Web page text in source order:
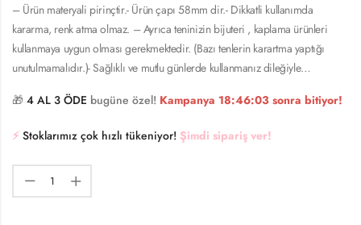
– Ürün materyali pirinçtir.- Ürün çapı 58mm dir.- Dikkatli kullanımda
kararma, renk atma olmaz. – Ayrıca teninizin bijuteri , kaplama ürünleri
kullanmaya uygun olması gerekmektedir. (Bazı tenlerin karartma yaptığı
unutulmamalıdır.)- Sağlıklı ve mutlu günlerde kullanmanız dileğiyle…
🎁 4 AL 3 ÖDE bugüne özel! Kampanya 18:46:03 sonra bitiyor!
⚡️ Stoklarımız çok hızlı tükeniyor! Şimdi sipariş ver!